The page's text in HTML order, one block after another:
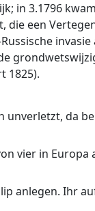
in 3.1796
die een
1825).
unverletzt, da
vier in
anlegen. Ihr